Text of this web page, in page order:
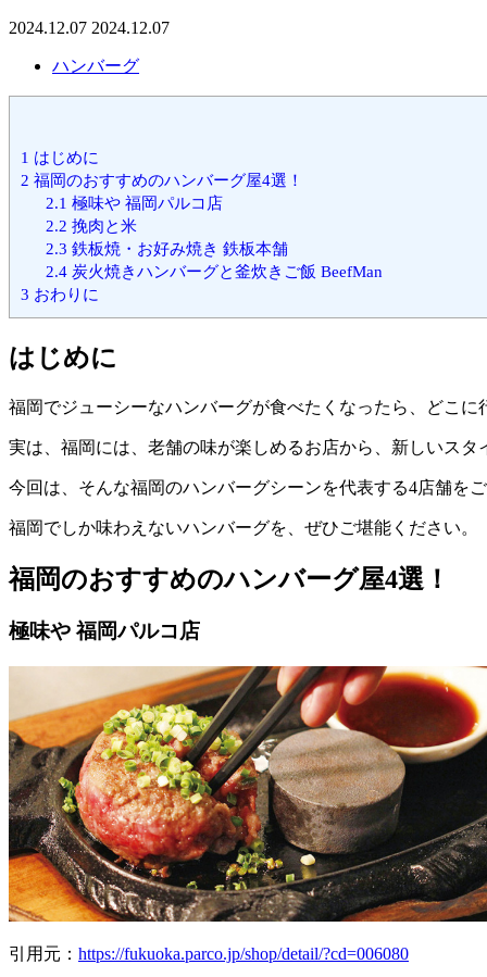
2024.12.07 2024.12.07
ハンバーグ
1 はじめに
2 福岡のおすすめのハンバーグ屋4選！
2.1 極味や 福岡パルコ店
2.2 挽肉と米
2.3 鉄板焼・お好み焼き 鉄板本舗
2.4炭火焼きハンバーグと釜炊きご飯 BeefMan
3 おわりに
はじめに
福岡でジューシーなハンバーグが食べたくなったら、どこに
実は、福岡には、老舗の味が楽しめるお店から、新しいス
今回は、そんな福岡のハンバーグシーンを代表する4店舗を
福岡でしか味わえないハンバーグを、ぜひご堪能ください。
福岡のおすすめのハンバーグ屋4選！
極味や 福岡パルコ店
引用元： https://fukuoka.parco.jp/shop/detail/?cd=006080